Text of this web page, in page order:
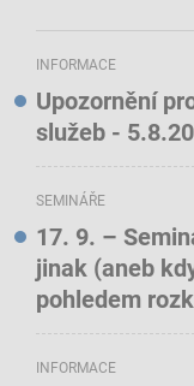
INFORMACE
Upozornění
služeb -
SEMINÁŘE
17. 9. –
jinak (aneb
pohledem
INFORMACE